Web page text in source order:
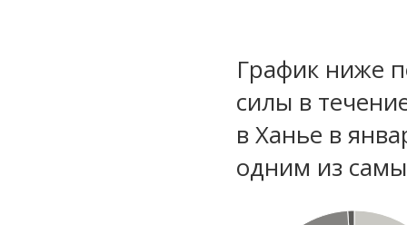
График ниже
силы в
в Ханье в
одним из